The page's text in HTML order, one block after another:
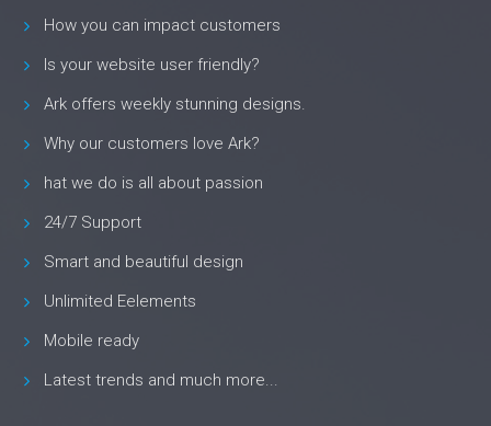
How you can impact customers
Is your website user friendly?
Ark offers weekly stunning designs.
Why our customers love Ark?
hat we do is all about passion
24/7 Support
Smart and beautiful design
Unlimited Eelements
Mobile ready
Latest trends and much more...